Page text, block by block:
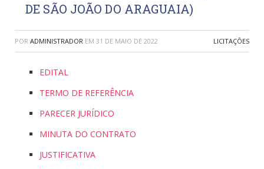
DE SÃO JOÃO DO ARAGUAIA)
POR ADMINISTRADOR EM 31 DE MAIO DE 2022 LICITAÇÕES
EDITAL
TERMO DE REFERÊNCIA
PARECER JURÍDICO
MINUTA DO CONTRATO
JUSTIFICATIVA